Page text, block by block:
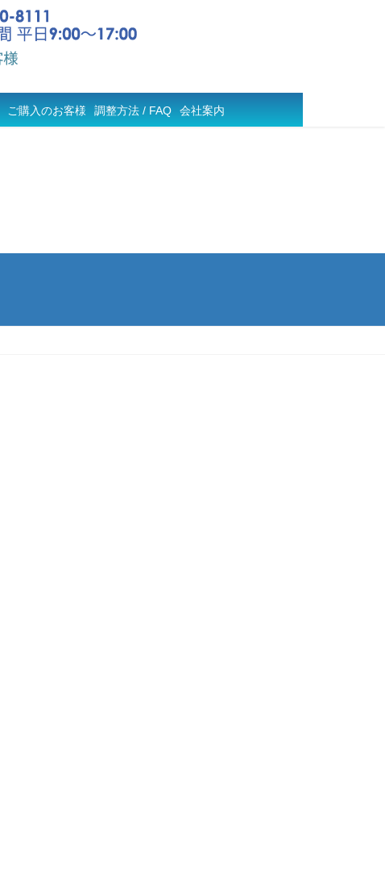
ご購入のお客様 調整方法 / FAQ 会社案内